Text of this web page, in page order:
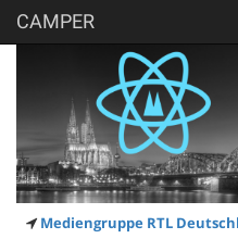
CAMPER
Mediengruppe RTL